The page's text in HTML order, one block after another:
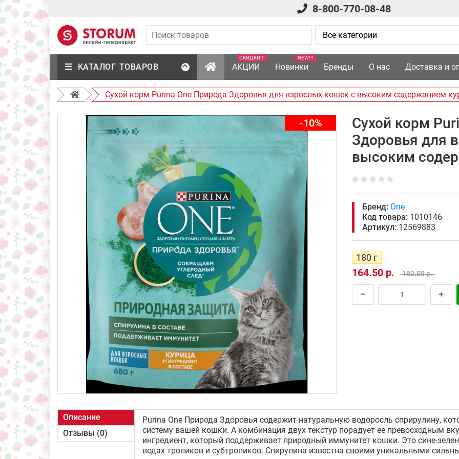
8-800-770-08-48
КАТАЛОГ ТОВАРОВ АКЦИИ
СКИДКИ!!!
Новинки
NEW!!!
Бренды О нас Доставка и
Сухой корм Purina One Природа Здоровья для взрослых кошек с высоким содержанием
-10%
Сухой корм
Здоровья для
высоким
Бренд: One
Код товара: 1010146
Артикул: 12569883
180 г
164.50 р. 182.50 р.
Описание
Отзывы (0)
Purina One Природа Здоровья содержит натуральную водоросль сприрулину,
систему вашей кошки. А комбинация двух текстур порадует ее превосходным
ингредиент, который поддерживает природный иммунитет кошки. Это сине-
водах тропиков и субтропиков. Спирулина известна своими уникальными